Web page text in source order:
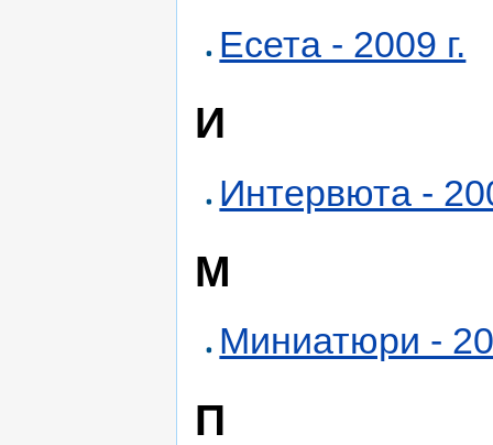
Есета - 2009 г.
И
Интервюта -
М
Миниатюри -
П